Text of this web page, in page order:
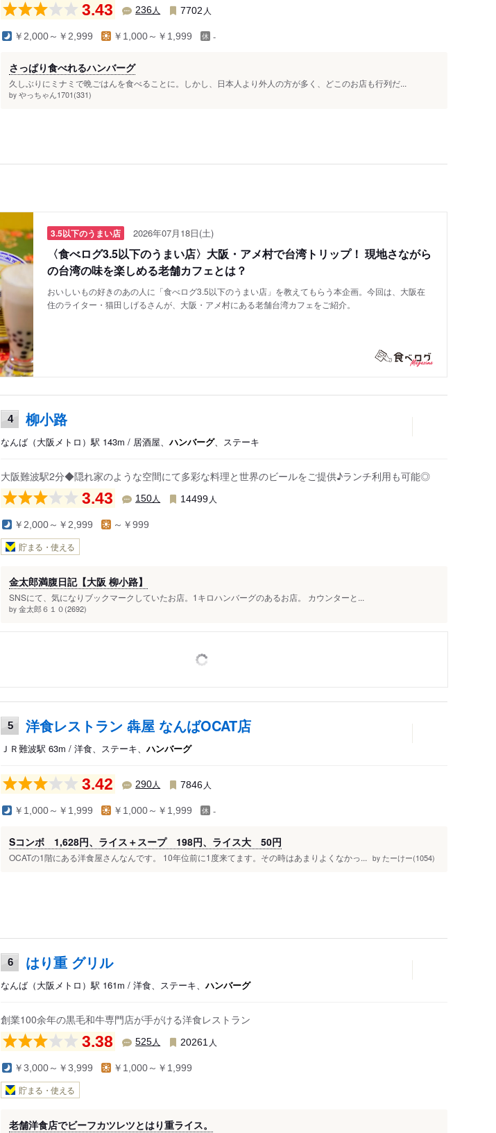
3.43 236人 7702 人
￥2,000～￥2,999 ￥1,000～￥1,999 -
さっぱり食べれるハンバーグ
久しぶりにミナミで晩ごはんを食べることに。しかし、日本人より外人の方が多く、どこのお店も行列だ...
by やっちゃん1701(331)
3.5以下のうまい店 2026年07月18日(土)
〈食べログ3.5以下のうまい店〉大阪・アメ村で台湾トリップ！ 現地さながら
の台湾の味を楽しめる老舗カフェとは？
おいしいもの好きのあの人に「食べログ3.5以下のうまい店」を教えてもらう本企画。今回は、大阪在
住のライター・猫田しげるさんが、大阪・アメ村にある老舗台湾カフェをご紹介。
4 柳小路
なんば（大阪メトロ）駅 143m / 居酒屋、 ハンバーグ、ステーキ
大阪難波駅2分◆隠れ家のような空間にて多彩な料理と世界のビールをご提供♪ランチ利用も可能◎
3.43 150人 14499 人
￥2,000～￥2,999 ～￥999
貯まる・使える
金太郎満腹日記【大阪 柳小路】
SNSにて、気になりブックマークしていたお店。1キロハンバーグのあるお店。 カウンターと...
by 金太郎６１０(2692)
5 洋食レストラン 犇屋 なんばOCAT店
ＪＲ難波駅 63m / 洋食、ステーキ、 ハンバーグ
3.42 290人 7846 人
￥1,000～￥1,999 ￥1,000～￥1,999 -
Sコンボ 1,628円、ライス＋スープ 198円、ライス大 50円
OCATの1階にある洋食屋さんなんです。 10年位前に1度来てます。その時はあまりよくなかっ... by たーけー(1054)
6 はり重 グリル
なんば（大阪メトロ）駅 161m / 洋食、ステーキ、 ハンバーグ
創業100余年の黒毛和牛専門店が手がける洋食レストラン
3.38 525人 20261 人
￥3,000～￥3,999 ￥1,000～￥1,999
貯まる・使える
老舗洋食店でビーフカツレツとはり重ライス。